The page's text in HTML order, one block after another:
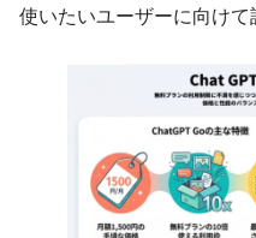
使いたいユーザーに向けて